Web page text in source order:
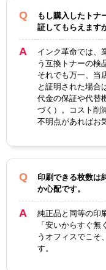
もし購入したトナ
証してもらえます
インク革命では、
う互換トナーの検
それでも万一、当
と証明された場合
代金の保証や代替
づく）。コスト削
不明点があればお
印刷できる枚数は
か心配です。
純正品と同等の印
「安いからすぐ
うオフィスでこそ
す。